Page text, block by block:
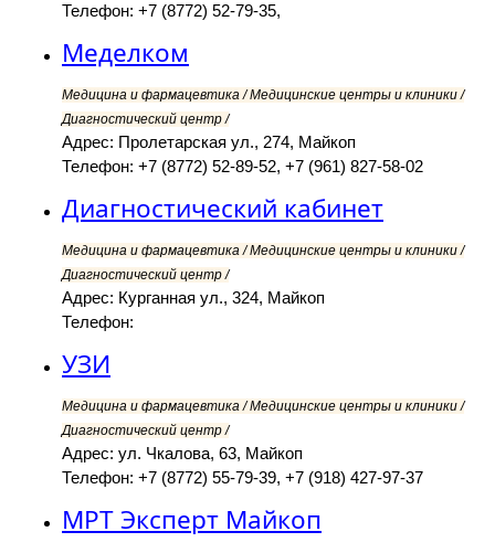
Телефон: +7 (8772) 52-79-35,
Меделком
Медицина и фармацевтика / Медицинские центры и клиники /
Диагностический центр /
Адрес: Пролетарская ул., 274, Майкоп
Телефон: +7 (8772) 52-89-52, +7 (961) 827-58-02
Диагностический кабинет
Медицина и фармацевтика / Медицинские центры и клиники /
Диагностический центр /
Адрес: Курганная ул., 324, Майкоп
Телефон:
УЗИ
Медицина и фармацевтика / Медицинские центры и клиники /
Диагностический центр /
Адрес: ул. Чкалова, 63, Майкоп
Телефон: +7 (8772) 55-79-39, +7 (918) 427-97-37
МРТ Эксперт Майкоп